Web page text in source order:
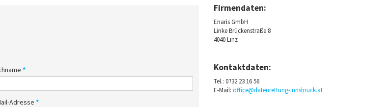
*
Adresse *
Firmendaten:
Enaris GmbH
Linke Brückenstraße 8
4040 Linz
Kontaktdaten:
Tel.: 0732 23 16 56
E-Mail: office@datenrettung-innsbruck.at